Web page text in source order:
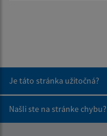
Je táto stránka užitočná?
Našli ste na stránke chybu?